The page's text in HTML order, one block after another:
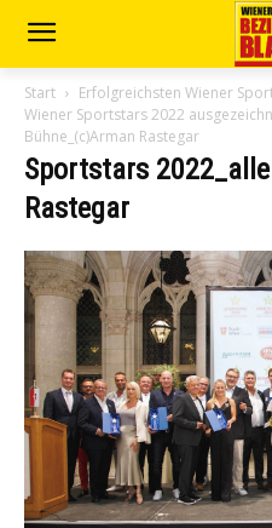
Start
Erfolgreichsten Wiener
Wiener Sportstars 2022
Bühne_(c)Arman Rastegar
Sportstars
Rastegar